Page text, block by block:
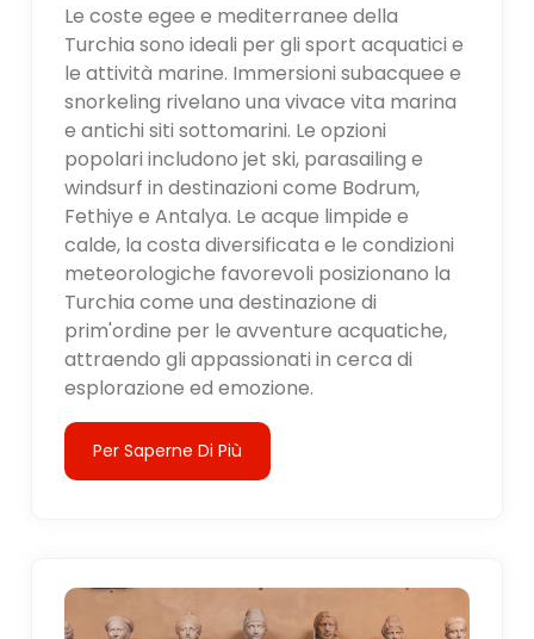
Le coste egee e mediterranee della
Turchia sono ideali per gli sport acquatici e
le attività marine. Immersioni subacquee e
snorkeling rivelano una vivace vita marina
e antichi siti sottomarini. Le opzioni
popolari includono jet ski, parasailing e
windsurf in destinazioni come Bodrum,
Fethiye e Antalya. Le acque limpide e
calde, la costa diversificata e le condizioni
meteorologiche favorevoli posizionano la
Turchia come una destinazione di
prim'ordine per le avventure acquatiche,
attraendo gli appassionati in cerca di
esplorazione ed emozione.
Per Saperne Di Più